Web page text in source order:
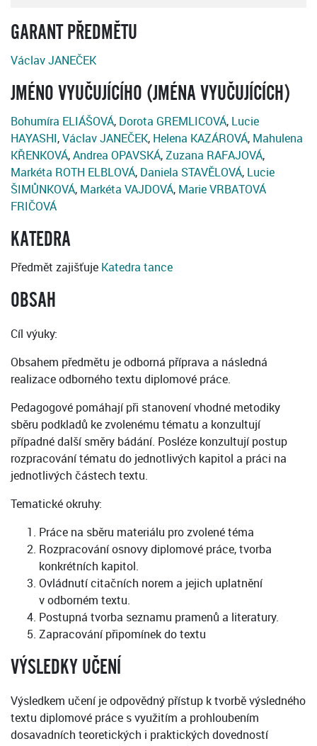
GARANT PŘEDMĚTU
Václav JANEČEK
JMÉNO VYUČUJÍCÍHO (JMÉNA VYUČUJÍCÍCH)
Bohumíra ELIÁŠOVÁ, Dorota GREMLICOVÁ, Lucie
HAYASHI,Václav JANEČEK, Helena KAZÁROVÁ, Mahulena
KŘENKOVÁ,Andrea OPAVSKÁ,Zuzana RAFAJOVÁ,
Markéta ROTH ELBLOVÁ, Daniela STAVĚLOVÁ, Lucie
ŠIMŮNKOVÁ, Markéta VAJDOVÁ, Marie VRBATOVÁ
FRIČOVÁ
KATEDRA
Předmět zajišťuje Katedra tance
OBSAH
Cíl výuky:
Obsahem předmětu je odborná příprava a následná
realizace odborného textu diplomové práce.
Pedagogové pomáhají při stanovení vhodné metodiky
sběru podkladů ke zvolenému tématu a konzultují
případné další směry bádání. Posléze konzultují postup
rozpracování tématu do jednotlivých kapitol a práci na
jednotlivých částech textu.
Tematické okruhy:
Práce na sběru materiálu pro zvolené téma
Rozpracování osnovy diplomové práce, tvorba
konkrétních kapitol.
Ovládnutí citačních norem a jejich uplatnění
v odborném textu.
Postupná tvorba seznamu pramenů a literatury.
Zapracování připomínek do textu
VÝSLEDKY UČENÍ
Výsledkem učení je odpovědný přístup k tvorbě výsledného
textu diplomové práce s využitím a prohloubením
dosavadních teoretických i praktických dovedností